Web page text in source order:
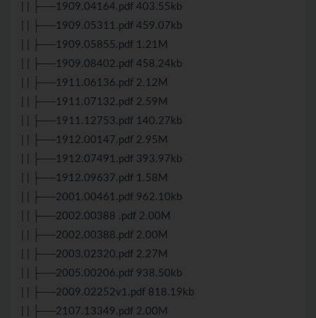
| | ├──1909.04164.pdf 403.55kb
| | ├──1909.05311.pdf 459.07kb
| | ├──1909.05855.pdf 1.21M
| | ├──1909.08402.pdf 458.24kb
| | ├──1911.06136.pdf 2.12M
| | ├──1911.07132.pdf 2.59M
| | ├──1911.12753.pdf 140.27kb
| | ├──1912.00147.pdf 2.95M
| | ├──1912.07491.pdf 393.97kb
| | ├──1912.09637.pdf 1.58M
| | ├──2001.00461.pdf 962.10kb
| | ├──2002.00388 .pdf 2.00M
| | ├──2002.00388.pdf 2.00M
| | ├──2003.02320.pdf 2.27M
| | ├──2005.00206.pdf 938.50kb
| | ├──2009.02252v1.pdf 818.19kb
| | ├──2107.13349.pdf 2.00M